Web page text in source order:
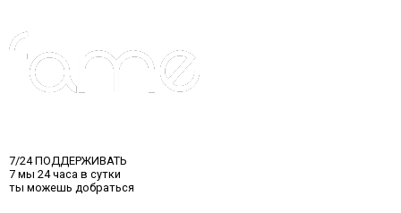
7/24 ПОДДЕРЖИВАТЬ
7 мы 24 часа в сутки
ты можешь добраться